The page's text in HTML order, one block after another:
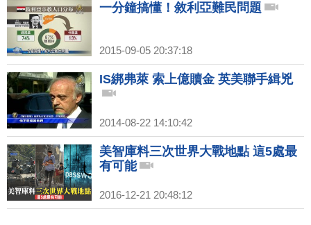
一分鐘搞懂！敘利亞難民問題
2015-09-05 20:37:18
IS綁弗萊 索上億贖金 英美聯手緝兇
2014-08-22 14:10:42
美智庫料三次世界大戰地點 這5處最
有可能
2016-12-21 20:48:12